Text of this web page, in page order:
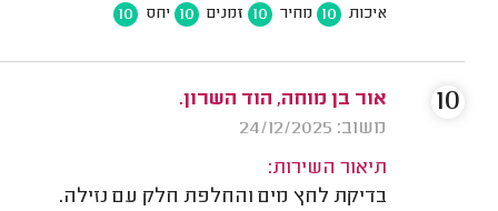
איכות 10 מחיר 10 זמנים 10 יחס 10
אור בן מוחה, הוד השרון.
משוב: 24/12/2025
תיאור השירות:
בדיקת לחץ מים והחלפת חלק עם נזילה.
10